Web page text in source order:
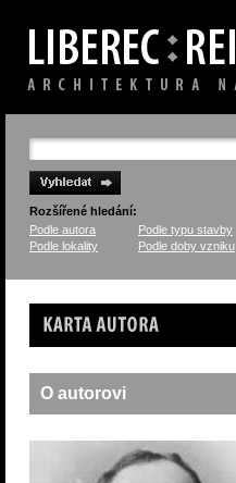
Rozšířené hledání:
Podle autora
Podle typu stavby
Podle lokality
Podle doby vzniku
Karta autora
O autorovi